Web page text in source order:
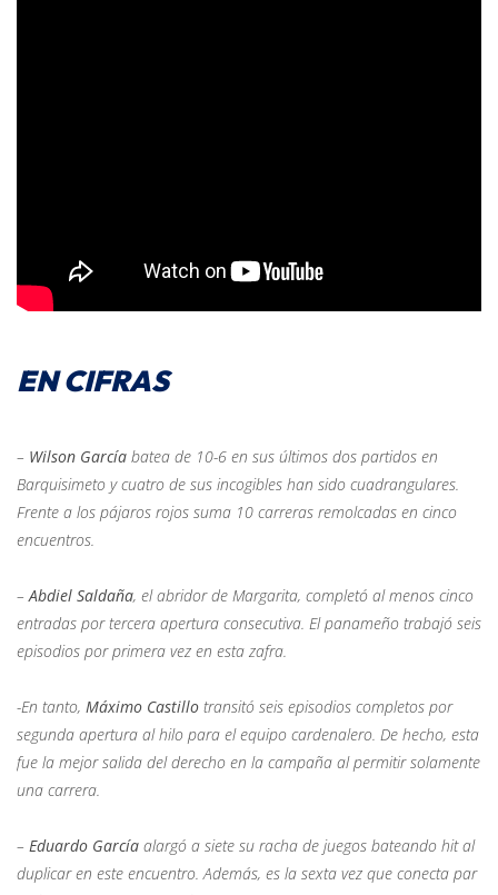
EN CIFRAS
– Wilson García batea de 10-6 en sus últimos dos partidos en
Barquisimeto y cuatro de sus incogibles han sido cuadrangulares.
Frente a los pájaros rojos suma 10 carreras remolcadas en cinco
encuentros.
– Abdiel Saldaña, el abridor de Margarita, completó al menos cinco
entradas por tercera apertura consecutiva. El panameño trabajó seis
episodios por primera vez en esta zafra.
-En tanto, Máximo Castillo transitó seis episodios completos por
segunda apertura al hilo para el equipo cardenalero. De hecho, esta
fue la mejor salida del derecho en la campaña al permitir solamente
una carrera.
– Eduardo García alargó a siete su racha de juegos bateando hit al
duplicar en este encuentro. Además, es la sexta vez que conecta par